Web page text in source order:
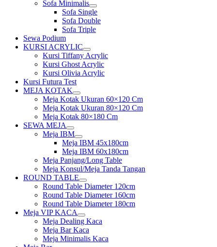
Sofa Minimalis
Show
sub
menu
Sofa Single
Sofa Double
Sofa Triple
Sewa Podium
KURSI ACRYLIC
Show
sub
menu
Kursi Tiffany Acrylic
Kursi Ghost Acrylic
Kursi Olivia Acrylic
Kursi Futura Test
MEJA KOTAK
Show
sub
menu
Meja Kotak Ukuran 60×120 Cm
Meja Kotak Ukuran 80×120 Cm
Meja Kotak 80×180 Cm
SEWA MEJA
Show
sub
menu
Meja IBM
Show
sub
menu
Meja IBM 45x180cm
Meja IBM 60x180cm
Meja Panjang/Long Table
Meja Konsul/Meja Tanda Tangan
ROUND TABLE
Show
sub
menu
Round Table Diameter 120cm
Round Table Diameter 160cm
Round Table Diameter 180cm
Meja VIP KACA
Show
sub
menu
Meja Dealing Kaca
Meja Bar Kaca
Meja Minimalis Kaca